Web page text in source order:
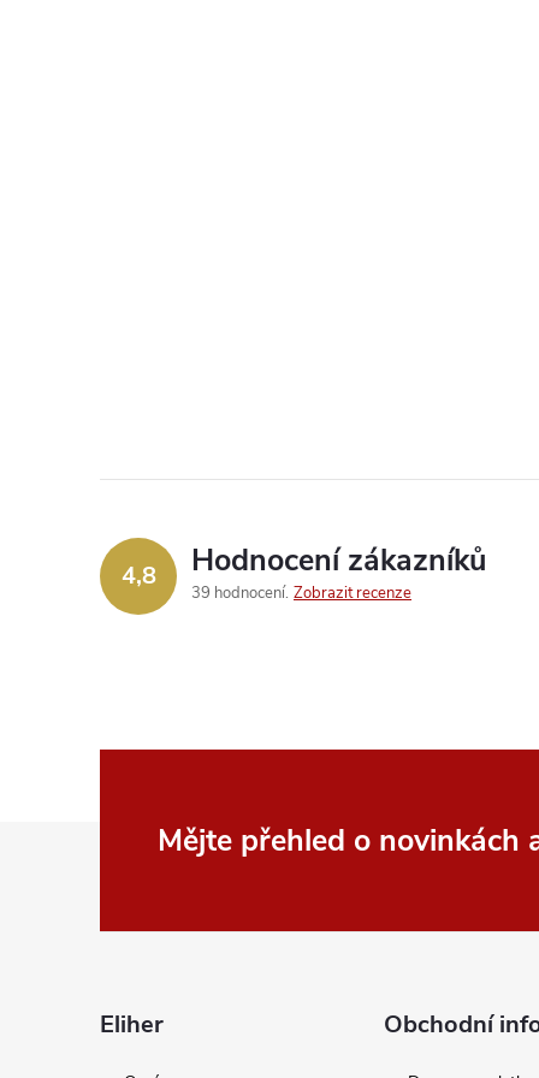
4,8 Hodnocení zákazníků
39 hodnocení Zobrazit recenze
Mějte přehled o novinkách
Eliher Obchodní